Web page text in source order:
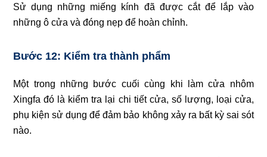
Sử dụng những miếng kính đã được cắt để lắp vào
những ô cửa và đóng nẹp để hoàn chỉnh.
Bước 12: Kiểm tra thành phẩm
Một trong những bước cuối cùng khi làm cửa nhôm
Xingfa đó là kiểm tra lại chi tiết cửa, số lượng, loại cửa,
phụ kiện sử dụng để đảm bảo không xảy ra bất kỳ sai sót
nào.